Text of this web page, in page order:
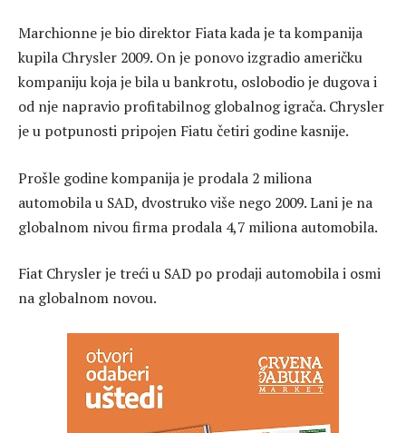
Marchionne je bio direktor Fiata kada je ta kompanija
kupila Chrysler 2009. On je ponovo izgradio američku
kompaniju koja je bila u bankrotu, oslobodio je dugova i
od nje napravio profitabilnog globalnog igrača. Chrysler
je u potpunosti pripojen Fiatu četiri godine kasnije.
Prošle godine kompanija je prodala 2 miliona
automobila u SAD, dvostruko više nego 2009. Lani je na
globalnom nivou firma prodala 4,7 miliona automobila.
Fiat Chrysler je treći u SAD po prodaji automobila i osmi
na globalnom novou.